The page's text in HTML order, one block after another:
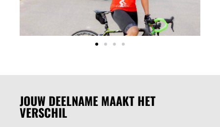
JOUW DEELNAME MAAKT HET
VERSCHIL